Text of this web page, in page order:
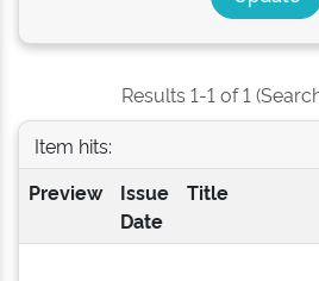
Results 1-1 of 1
Item hits:
Preview
Issue
Date
Title